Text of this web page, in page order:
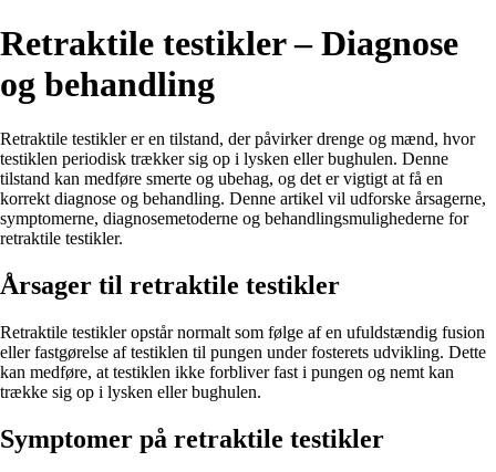
Retraktile testikler – Diagnose
og behandling
Retraktile testikler er en tilstand, der påvirker drenge og mænd, hvor
testiklen periodisk trækker sig op i lysken eller bughulen. Denne
tilstand kan medføre smerte og ubehag, og det er vigtigt at få en
korrekt diagnose og behandling. Denne artikel vil udforske årsagerne,
symptomerne, diagnosemetoderne og behandlingsmulighederne for
retraktile testikler.
Årsager til retraktile testikler
Retraktile testikler opstår normalt som følge af en ufuldstændig fusion
eller fastgørelse af testiklen til pungen under fosterets udvikling. Dette
kan medføre, at testiklen ikke forbliver fast i pungen og nemt kan
trække sig op i lysken eller bughulen.
Symptomer på retraktile testikler